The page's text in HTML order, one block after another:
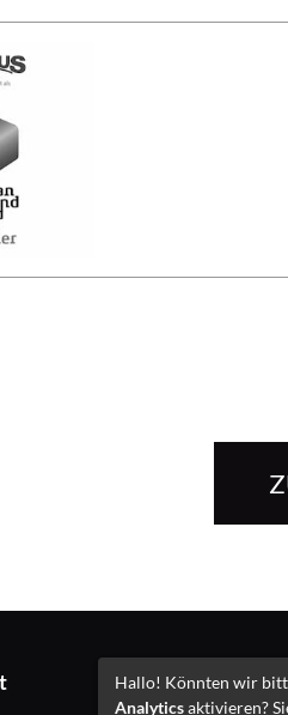
Hallo! Könnten wir
Analyticsaktivieren?